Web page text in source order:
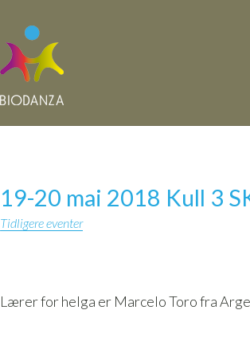
19-20 mai 2018 Kull 3
Tidligere eventer
Lærer for helga er Marcelo Toro fra